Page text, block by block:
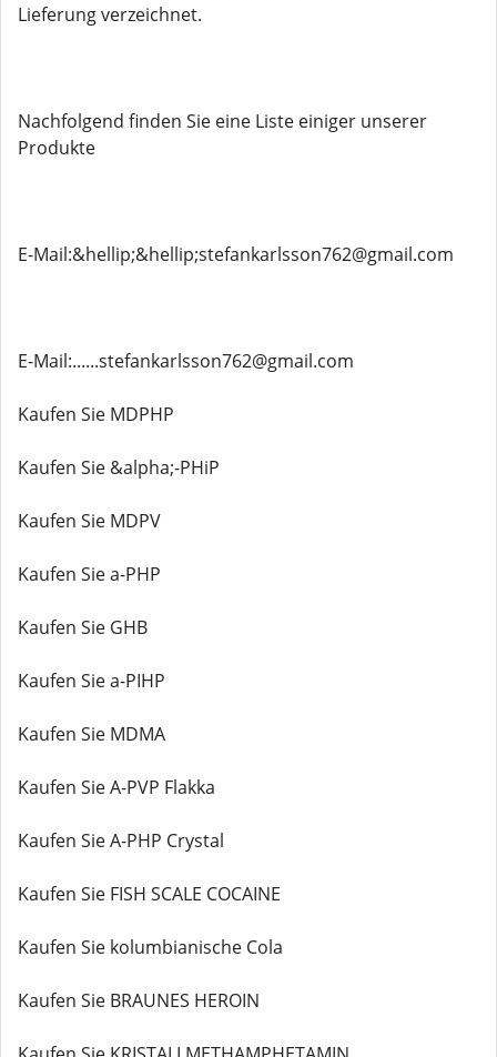
Lieferung verzeichnet.
Nachfolgend finden Sie eine Liste einiger unserer
Produkte
E-Mail:&hellip;&hellip;stefankarlsson762@gmail.com
E-Mail:......stefankarlsson762@gmail.com
Kaufen Sie MDPHP
Kaufen Sie &alpha;-PHiP
Kaufen Sie MDPV
Kaufen Sie a-PHP
Kaufen Sie GHB
Kaufen Sie a-PIHP
Kaufen Sie MDMA
Kaufen Sie A-PVP Flakka
Kaufen Sie A-PHP Crystal
Kaufen Sie FISH SCALE COCAINE
Kaufen Sie kolumbianische Cola
Kaufen Sie BRAUNES HEROIN